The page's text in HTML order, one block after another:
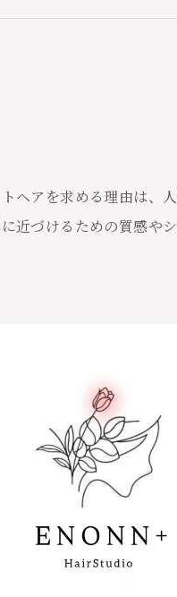
ヘアを求める理由は、
近づけるための質感や